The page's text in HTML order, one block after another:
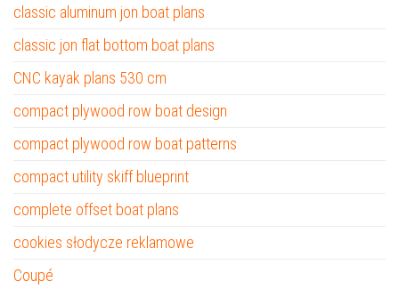
classic aluminum jon boat plans
classic jon flat bottom boat plans
CNC kayak plans 530 cm
compact plywood row boat design
compact plywood row boat patterns
compact utility skiff blueprint
complete offset boat plans
cookies słodycze reklamowe
Coupé